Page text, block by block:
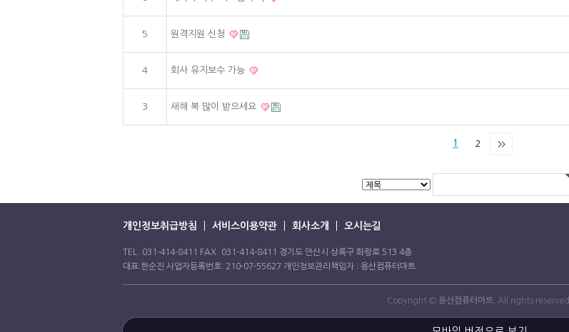
5 원격지원 신청
4 회사 유지보수 가능
3 새해 복 많이 받으세요
1 2
개인정보취급방침 서비스이용약관 회사소개 오시는길
TEL. 031-414-8411 FAX. 031-414-8411 경기도 안산시 상록구 화랑로 513 4층
대표:한순진 사업자등록번호: 210-07-55627 개인정보관리책임자 : 용산컴퓨터마트
Copyright © 용산컴퓨터마트. All rights reserved.